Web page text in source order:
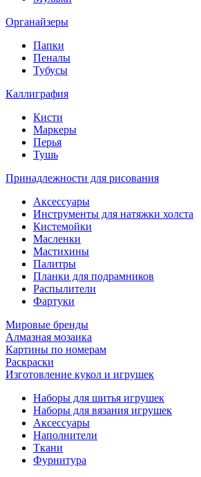
Органайзеры
Папки
Пеналы
Тубусы
Каллиграфия
Кисти
Маркеры
Перья
Тушь
Принадлежности для рисования
Аксессуары
Инструменты для натяжки холста
Кистемойки
Масленки
Мастихины
Палитры
Планки для подрамников
Распылители
Фартуки
Мировые бренды
Алмазная мозаика
Картины по номерам
Раскраски
Изготовление кукол и игрушек
Наборы для шитья игрушек
Наборы для вязания игрушек
Аксессуары
Наполнители
Ткани
Фурнитура